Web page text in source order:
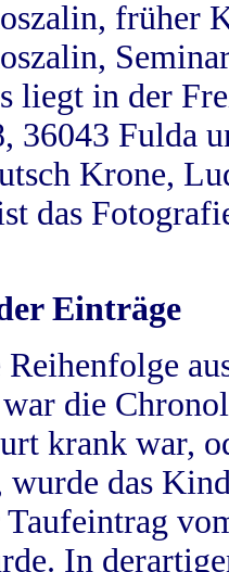
früher
liegt in der
36043 Fulda
Krone,
das
Einträge
die
krank war,
wurde das
Taufeintrag
In